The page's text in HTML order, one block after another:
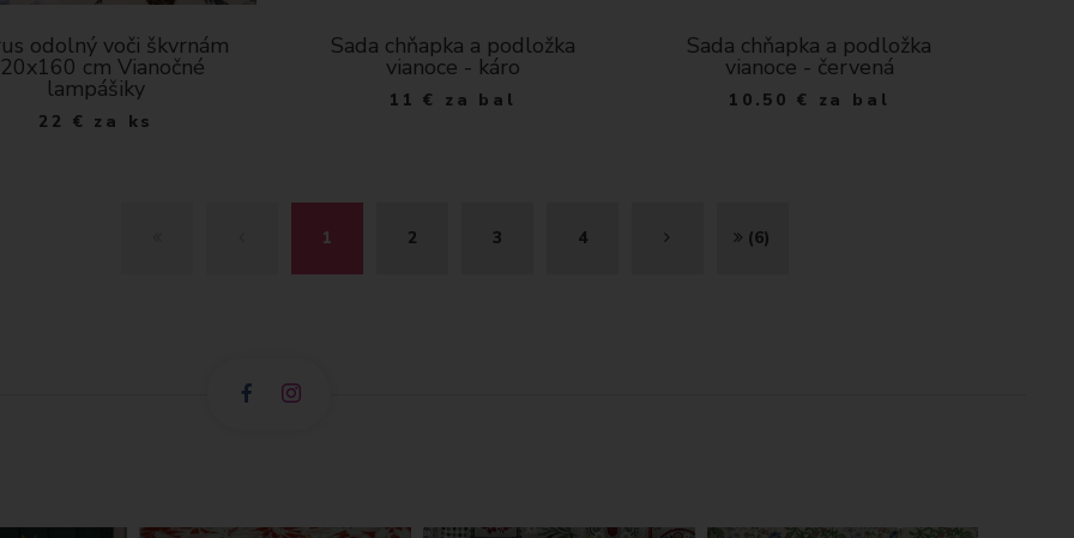
odolný voči škvrnám
cm Vianočné
lampášiky
22 € za ks
Sada chňapka a podložka
vianoce - káro
11 € za bal
Sada chňapka a podložka
vianoce - červená
10.50 € za bal
A
E
1 2 3 4 Ď
J
K
E
(6)